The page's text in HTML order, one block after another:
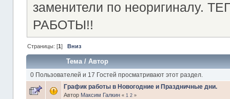
заменители по
РАБОТЫ!!
Страницы: [1] Вниз
Тема/ Автор
0 Пользователей и 17 Гостей просматривают этот раздел.
График работы в Новогодние и Праздничные дни.
Автор Максим Галкин « 1 2»